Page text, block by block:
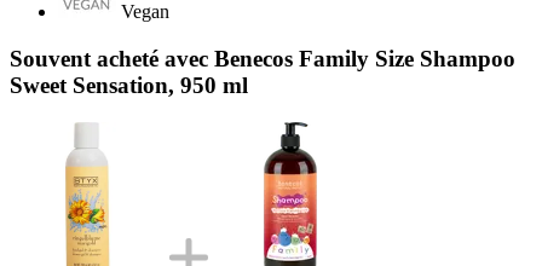
Vegan
Souvent acheté avec Benecos Family Size Shampoo
Sweet Sensation, 950 ml